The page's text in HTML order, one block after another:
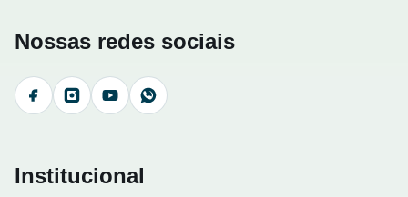
Nossas redes sociais
FacebookInstagramYouTubeWhatsApp
Institucional